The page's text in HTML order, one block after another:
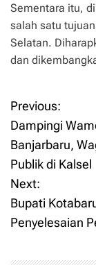
Sementara itu,
salah satu
Selatan.
dan
P
o
s
t
n
a
Previous:
Dampingi
Banjarbaru,
Publik di Kalsel
Next:
Bupati
Penyelesaian